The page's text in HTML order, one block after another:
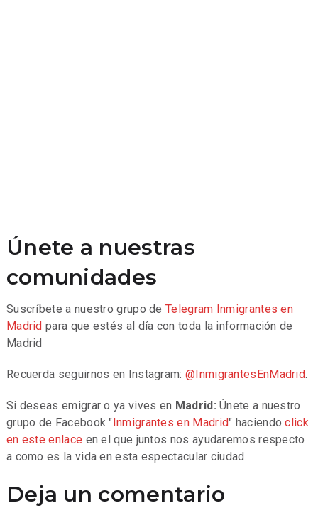
Únete a nuestras
comunidades
Suscríbete a nuestro grupo deTelegram Inmigrantes en
Madrid para que estés al día con toda la información de
Madrid
Recuerda seguirnos en Instagram: @InmigrantesEnMadrid.
Si deseas emigrar o ya vives en Madrid:Únete a nuestro
grupo de Facebook "Inmigrantes en Madrid" haciendoclick
en este enlace en el que juntos nos ayudaremos respecto
a como es la vida en esta espectacular ciudad.
Deja un comentario